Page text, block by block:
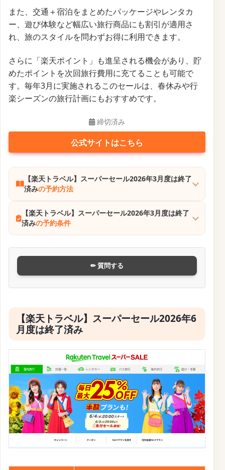
また、交通＋宿泊をまとめたパッケージやレンタカ
ー、遊び体験など幅広い旅行商品にも割引が適用さ
れ、旅のスタイルを問わずお得に利用できます。
さらに「楽天ポイント」も進呈される機会があり、貯
めたポイントを次回旅行費用に充てることも可能で
す。毎年3月に実施されるこのセールは、春休みや行
楽シーズンの旅行計画にもおすすめです。
締切済み
公式サイトはこちら
【楽天トラベル】スーパーセール2026年3月度は終了
済みの予約方法
【楽天トラベル】スーパーセール2026年3月度は終了
済みの予約条件
✏ 質問する
【楽天トラベル】スーパーセール2026年6
月度は終了済み